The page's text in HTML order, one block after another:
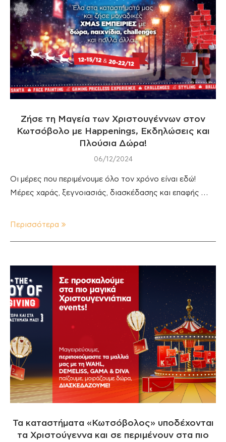
Ζήσε τη Μαγεία των Χριστουγέννων στον
Κωτσόβολο με Happenings, Εκδηλώσεις και
Πλούσια Δώρα!
06/12/2024
Οι μέρες που περιμένουμε όλο τον χρόνο είναι εδώ!
Μέρες χαράς, ξεγνοιασιάς, διασκέδασης και επαφής …
Περισσότερα
Τα καταστήματα «Κωτσόβολος» υποδέχονται
τα Χριστούγεννα και σε περιμένουν στα πιο